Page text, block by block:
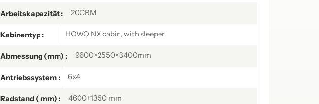
Arbeitskapazität : 20CBM
Kabinentyp : HOWO NX cabin, with sleeper
Abmessung (mm) : 9600×2550×3400mm
Antriebssystem : 6x4
Radstand ( mm) : 4600+1350 mm